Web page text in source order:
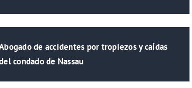
de accidentes por tropiezos y caídas
condado de Nassau